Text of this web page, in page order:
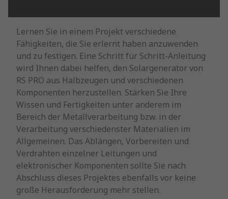
Lernen Sie in einem Projekt verschiedene
Fähigkeiten, die Sie erlernt haben anzuwenden
und zu festigen. Eine Schritt für Schritt-Anleitung
wird Ihnen dabei helfen, den Solargenerator von
RS PRO aus Halbzeugen und verschiedenen
Komponenten herzustellen. Stärken Sie Ihre
Wissen und Fertigkeiten unter anderem im
Bereich der Metallverarbeitung bzw. in der
Verarbeitung verschiedenster Materialien im
Allgemeinen. Das Ablängen, Vorbereiten und
Verdrahten einzelner Leitungen und
elektronischer Komponenten sollte Sie nach
Abschluss dieses Projektes ebenfalls vor keine
große Herausforderung mehr stellen.